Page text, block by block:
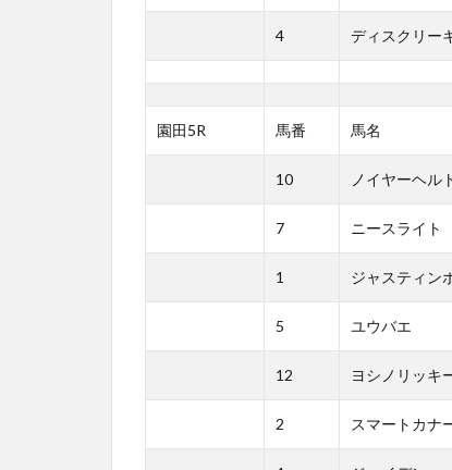
4 ディスクリー
園田5R 馬番 馬名
10 ノイヤーヘル
7 ニースライト
1 ジャスティン
5 ユウバエ
12 ヨシノリッキ
2 スマートカナ